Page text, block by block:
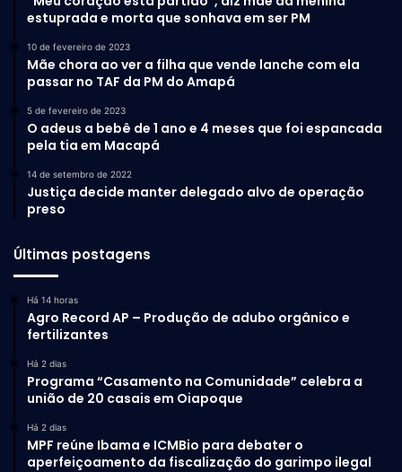
estuprada e morta que sonhava em ser PM
10 de fevereiro de 2023
Mãe chora ao ver a filha que vende lanche com ela
passar no TAF da PM do Amapá
5 de fevereiro de 2023
O adeus a bebê de 1 ano e 4 meses que foi espancada
pela tia em Macapá
14 de setembro de 2022
Justiça decide manter delegado alvo de operação
preso
Últimas postagens
Há 14 horas
Agro Record AP – Produção de adubo orgânico e
fertilizantes
Há 2 dias
Programa “Casamento na Comunidade” celebra a
união de 20 casais em Oiapoque
Há 2 dias
MPF reúne Ibama e ICMBio para debater o
aperfeiçoamento da fiscalização do garimpo ilegal